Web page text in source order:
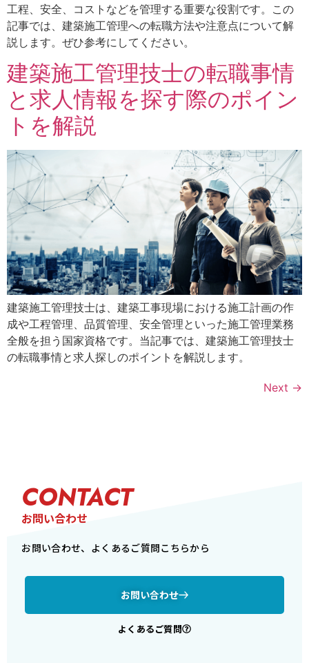
工程、安全、コストなどを管理する重要な役割です。この
記事では、建築施工管理への転職方法や注意点について解
説します。ぜひ参考にしてください。
建築施工管理技士の転職事情
と求人情報を探す際のポイン
トを解説
建築施工管理技士は、建築工事現場における施工計画の作
成や工程管理、品質管理、安全管理といった施工管理業務
全般を担う国家資格です。当記事では、建築施工管理技士
の転職事情と求人探しのポイントを解説します。
Next →
CONTACT
お問い合わせ
お問い合わせ、よくあるご質問こちらから
お問い合わせ
よくあるご質問